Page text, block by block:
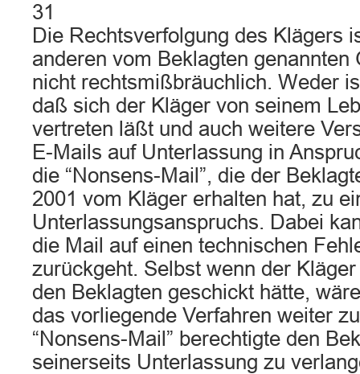
31
Die Rechtsverfolgung des Klägers
anderen vom Beklagten genannten
nicht rechtsmißbräuchlich. Weder
daß sich der Kläger von seinem
vertreten läßt und auch weitere
E-Mails auf Unterlassung in
die “Nonsens-Mail”, die der
2001 vom Kläger erhalten hat, zu
Unterlassungsanspruchs. Dabei
die Mail auf einen technischen
zurückgeht. Selbst wenn der
den Beklagten geschickt hätte,
das vorliegende Verfahren weiter
“Nonsens-Mail” berechtigte den
seinerseits Unterlassung zu